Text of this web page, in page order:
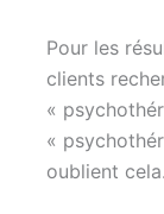
Pour les
clients
«
«
oublient cela.